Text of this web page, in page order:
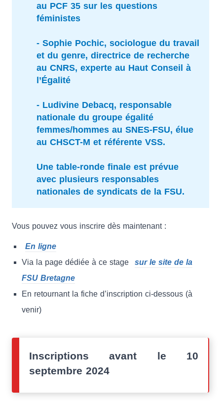
au PCF 35 sur les questions
féministes
- Sophie Pochic, sociologue du travail
et du genre, directrice de recherche
au CNRS, experte au Haut Conseil à
l’Égalité
- Ludivine Debacq, responsable
nationale du groupe égalité
femmes/hommes au SNES-FSU, élue
au CHSCT-M et référente VSS.
Une table-ronde finale est prévue
avec plusieurs responsables
nationales de syndicats de la FSU.
Vous pouvez vous inscrire dès maintenant :
En ligne
Via la page dédiée à ce stage
sur le site de la
FSU Bretagne
En retournant la fiche d’inscription ci-dessous (à
venir)
Inscriptions avant le 10
septembre 2024